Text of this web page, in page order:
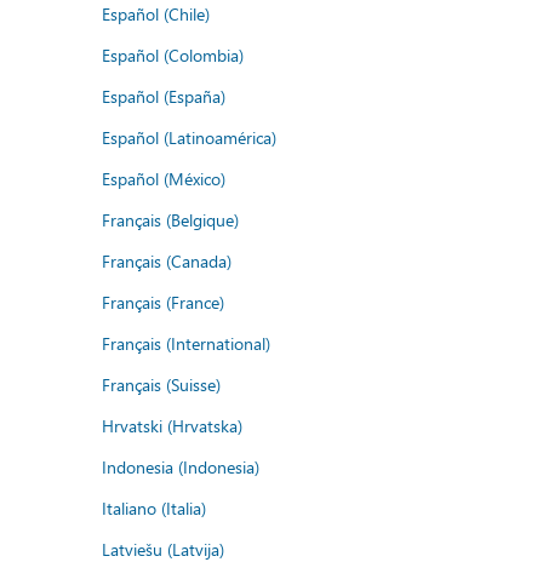
Español (Chile)
Español (Colombia)
Español (España)
Español (Latinoamérica)
Español (México)
Français (Belgique)
Français (Canada)
Français (France)
Français (International)
Français (Suisse)
Hrvatski (Hrvatska)
Indonesia (Indonesia)
Italiano (Italia)
Latviešu (Latvija)